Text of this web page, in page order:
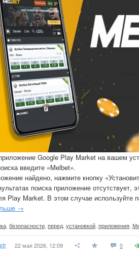
Google Play Market на вашем
введите «Melbet».
найдено, нажмите кнопку
поиска приложение отсутствует,
Play Market. В этом случае используйте
→
безопасности перед установкой приложения
22 мая 2026, 12:09 0